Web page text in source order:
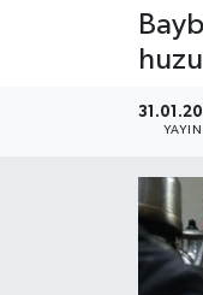
Haber Arşivi